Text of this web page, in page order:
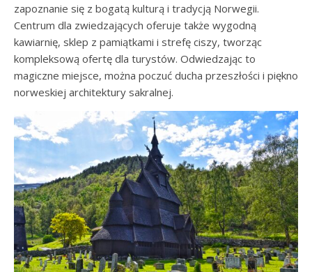
zapoznanie się z bogatą kulturą i tradycją Norwegii.
Centrum dla zwiedzających oferuje także wygodną
kawiarnię, sklep z pamiątkami i strefę ciszy, tworząc
kompleksową ofertę dla turystów. Odwiedzając to
magiczne miejsce, można poczuć ducha przeszłości i piękno
norweskiej architektury sakralnej.